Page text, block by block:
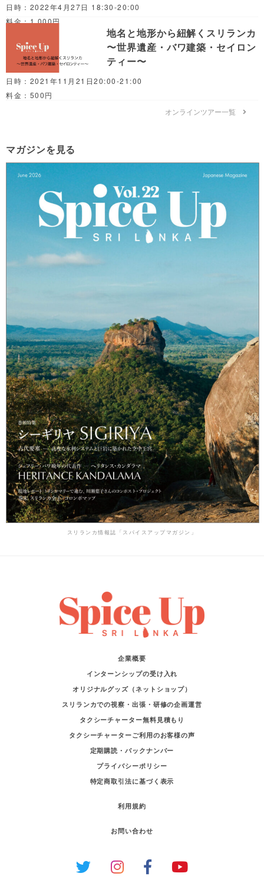
日時：2022年4月27日 18:30-20:00
料金：1,000円
地名と地形から紐解くスリランカ
〜世界遺産・バワ建築・セイロン
ティー〜
日時：2021年11月21日20:00-21:00
料金：500円
オンラインツアー一覧
マガジンを見る
スリランカ情報誌「スパイスアップマガジン」
企業概要
インターンシップの受け入れ
オリジナルグッズ（ネットショップ）
スリランカでの視察・出張・研修の企画運営
タクシーチャーター無料見積もり
タクシーチャーターご利用のお客様の声
定期購読・バックナンバー
プライバシーポリシー
特定商取引法に基づく表示
利用規約
お問い合わせ